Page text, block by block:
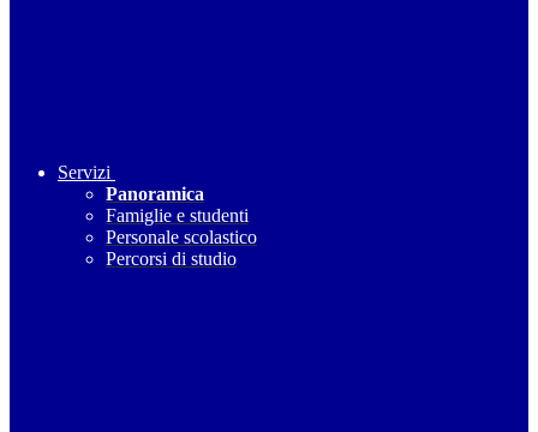
Servizi
Panoramica
Famiglie e studenti
Personale scolastico
Percorsi di studio